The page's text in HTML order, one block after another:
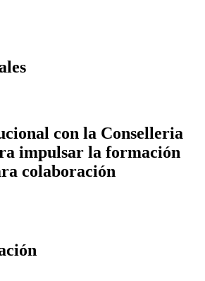
con la Conselleria
impulsar la formación
colaboración